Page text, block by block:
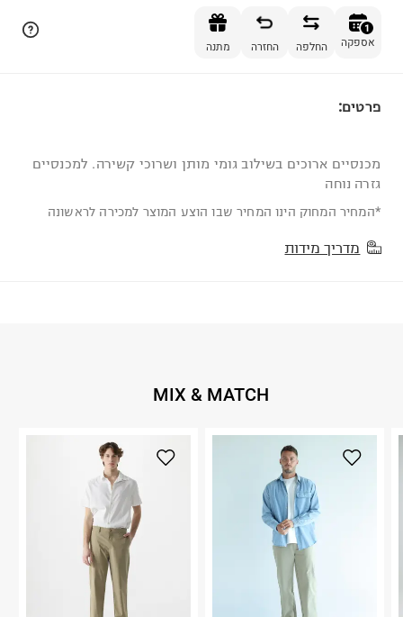
1
אספקה החלפה החזרה מתנה
פרטים:
מכנסיים ארוכים בשילוב גומי מותן ושרוכי קשירה. למכנסיים
גזרה נוחה
*המחיר המחוק הינו המחיר שבו הוצע המוצר למכירה לראשונה
מדריך מידות
MIX & MATCH